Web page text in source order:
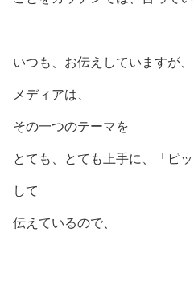
いつも、お伝えしていますが、
メディアは、
その一つのテーマを
とても、とても上手に、「ピ
して
伝えているので、